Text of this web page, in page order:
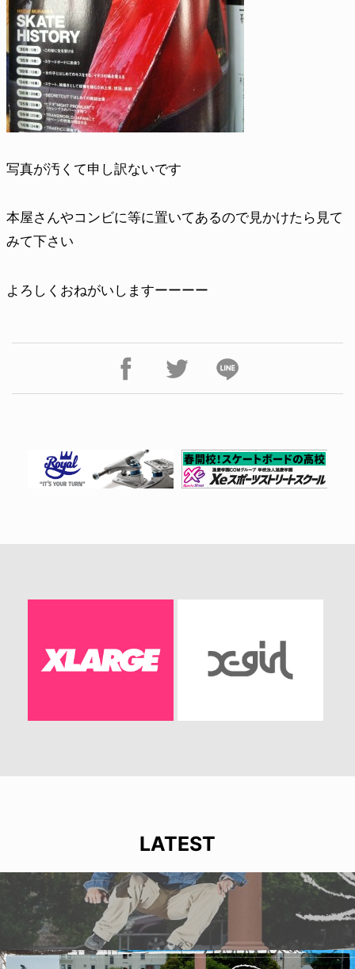
写真が汚くて申し訳ないです
本屋さんやコンビに等に置いてあるので見かけたら見て
みて下さい
よろしくおねがいしますーーーー
LATEST